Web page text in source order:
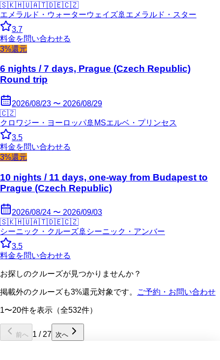
🇸🇰🇭🇺🇦🇹🇩🇪🇨🇿
エメラルド・ウォーターウェイズ🚢 エメラルド・スター
3.7
料金を問い合わせる
3%還元
6 nights / 7 days, Prague (Czech Republic)
Round trip
2026/08/23 〜 2026/08/29
🇨🇿
クロワジー・ヨーロッパ🚢 MSエルベ・プリンセス
3.5
料金を問い合わせる
3%還元
10 nights / 11 days, one-way from Budapest to
Prague (Czech Republic)
2026/08/24 〜 2026/09/03
🇸🇰🇭🇺🇦🇹🇩🇪🇨🇿
シーニック・クルーズ🚢 シーニック・アンバー
3.5
料金を問い合わせる
お探しのクルーズが見つかりませんか？
掲載外のクルーズも3%還元対象です。 ご予約・お問い合わせ
1〜20件を表示（全532件）
前へ 1 / 27 次へ